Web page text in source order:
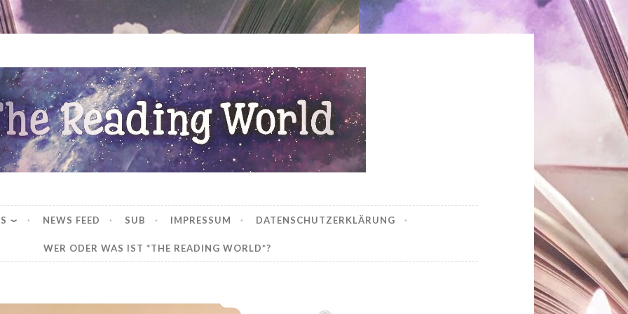
World
NEWS FEED SUB IMPRESSUM DATENSCHUTZERKLÄRUNG
WER ODER WAS IST *THE READING WORLD*?
*Unboxing -> Drachenweihnachtspost: Xorjum*